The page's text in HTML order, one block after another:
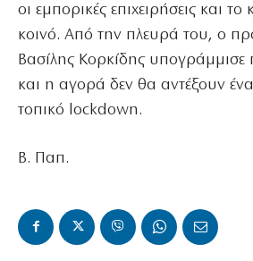
οι εμπορικές επιχειρήσεις και
κοινό. Από την πλευρά του, ο
Βασίλης Κορκίδης υπογράμμισε
και η αγορά δεν θα αντέξουν
τοπικό lockdown.
Β. Παπ.